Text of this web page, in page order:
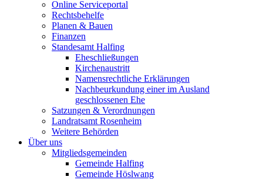
Online Serviceportal
Rechtsbehelfe
Planen & Bauen
Finanzen
Standesamt Halfing
Eheschließungen
Kirchenaustritt
Namensrechtliche Erklärungen
Nachbeurkundung einer im Ausland
geschlossenen Ehe
Satzungen & Verordnungen
Landratsamt Rosenheim
Weitere Behörden
Über uns
Mitgliedsgemeinden
Gemeinde Halfing
Gemeinde Höslwang